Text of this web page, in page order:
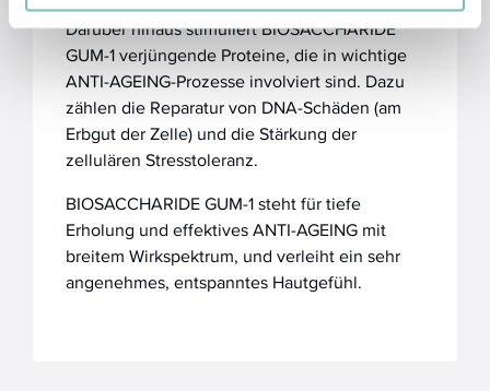
Darüber hinaus stimuliert BIOSACCHARIDE
GUM-1 verjüngende Proteine, die in wichtige
ANTI-AGEING-Prozesse involviert sind. Dazu
zählen die Reparatur von DNA-Schäden (am
Erbgut der Zelle) und die Stärkung der
zellulären Stresstoleranz.
BIOSACCHARIDE GUM-1 steht für tiefe
Erholung und effektives ANTI-AGEING mit
breitem Wirkspektrum, und verleiht ein sehr
angenehmes, entspanntes Hautgefühl.